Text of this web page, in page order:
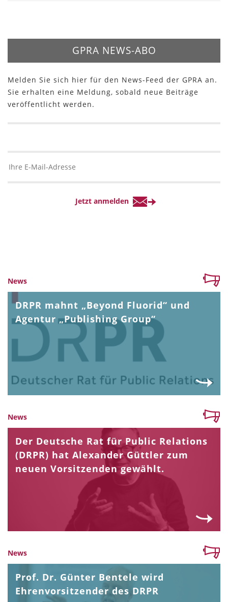
GPRA NEWS-ABO
Melden Sie sich hier für den News-Feed der GPRA an.
Sie erhalten eine Meldung, sobald neue Beiträge
veröffentlicht werden.
News
DRPR mahnt „Beyond Fluorid“ und
Agentur „Publishing Group“
News
Der Deutsche Rat für Public Relations
(DRPR) hat Alexander Güttler zum
neuen Vorsitzenden gewählt.
News
Prof. Dr. Günter Bentele wird
Ehrenvorsitzender des DRPR